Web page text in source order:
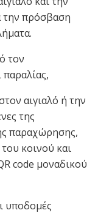
την πρόσβαση
τον
αιγιαλό ή την
της
παραχώρησης,
κοινού και
code μοναδικού
υποδομές